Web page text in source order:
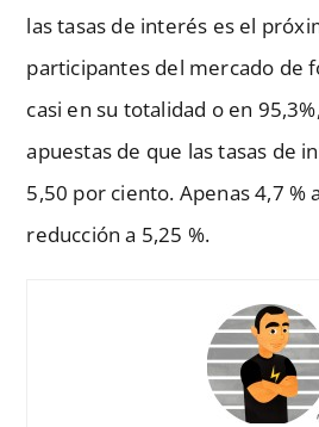
las tasas de interés es el
participantes del mercado de
casi en su totalidad o en
apuestas de que las tasas de
5,50 por ciento. Apenas 4,7 %
reducción a 5,25 %.